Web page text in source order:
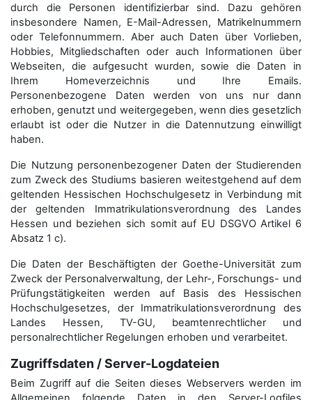
durch die Personen identifizierbar sind. Dazu gehören
insbesondere Namen, E-Mail-Adressen, Matrikelnummern
oder Telefonnummern. Aber auch Daten über Vorlieben,
Hobbies, Mitgliedschaften oder auch Informationen über
Webseiten, die aufgesucht wurden, sowie die Daten in
Ihrem Homeverzeichnis und Ihre Emails.
Personenbezogene Daten werden von uns nur dann
erhoben, genutzt und weitergegeben, wenn dies gesetzlich
erlaubt ist oder die Nutzer in die Datennutzung einwilligt
haben.
Die Nutzung personenbezogener Daten der Studierenden
zum Zweck des Studiums basieren weitestgehend auf dem
geltenden Hessischen Hochschulgesetz in Verbindung mit
der geltenden Immatrikulationsverordnung des Landes
Hessen und beziehen sich somit auf EU DSGVO Artikel 6
Absatz 1 c).
Die Daten der Beschäftigten der Goethe-Universität zum
Zweck der Personal­verwaltung, der Lehr-, Forschungs- und
Prüfungstätigkeiten werden auf Basis des Hessischen
Hochschulgesetzes, der Immatrikulations­verordnung des
Landes Hessen, TV-GU, beamtenrechtlicher und
personalrechtlicher Regelungen erhoben und verarbeitet.
Zugriffsdaten / Server-Logdateien
Beim Zugriff auf die Seiten dieses Webservers werden im